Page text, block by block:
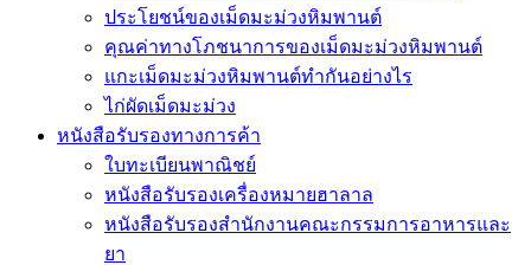
ประโยชน์ของเม็ดมะม่วงหิมพานต์
คุณค่าทางโภชนาการของเม็ดมะม่วงหิมพานต์
แกะเม็ดมะม่วงหิมพานต์ทำกันอย่างไร
ไก่ผัดเม็ดมะม่วง
หนังสือรับรองทางการค้า
ใบทะเบียนพาณิชย์
หนังสือรับรองเครื่องหมายฮาลาล
หนังสือรับรองสำนักงานคณะกรรมการอาหารและ
ยา